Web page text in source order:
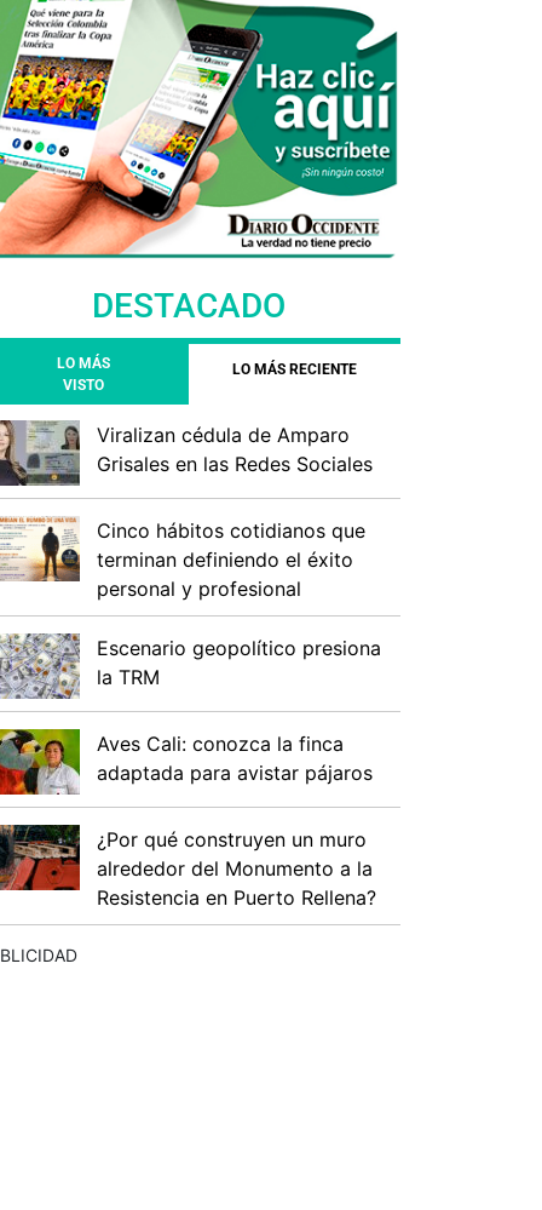
DESTACADO
LO MÁS
VISTO
LO MÁS RECIENTE
Viralizan cédula de Amparo
Grisales en las Redes Sociales
Cinco hábitos cotidianos que
terminan definiendo el éxito
personal y profesional
Escenario geopolítico presiona
la TRM
Aves Cali: conozca la finca
adaptada para avistar pájaros
¿Por qué construyen un muro
alrededor del Monumento a la
Resistencia en Puerto Rellena?